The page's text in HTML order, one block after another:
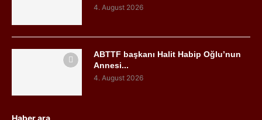
4. August 2026
ABTTF başkanı Halit Habip Oğlu’nun
Annesi...
4. August 2026
Haber ara